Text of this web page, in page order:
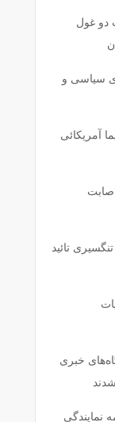
دو غول
سیاسی و
آمریکائی
تائید
خبری
نمایندگی